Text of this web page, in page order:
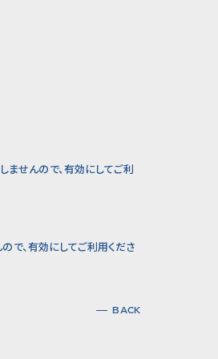
せんので、有効にしてご利
で、有効にしてご利用くださ
BACK